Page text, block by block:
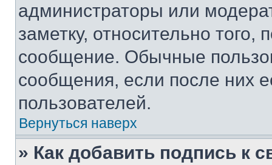
администраторы или
заметку, относительно
сообщение. Обычные
сообщения, если после них
пользователей.
Вернуться наверх
» Как добавить подпись к